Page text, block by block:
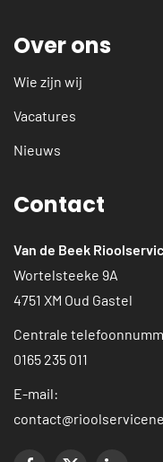
Over ons
Wie zijn wij
Vacatures
Nieuws
Contact
Van de Beek
Wortelsteeke 9A
4751 XM Oud Gastel
Centrale
0165 235 011
E-mail: